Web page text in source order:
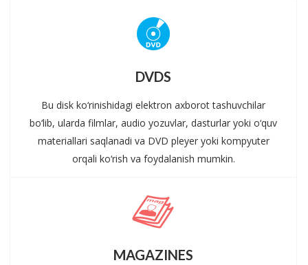
DVDS
Bu disk ko‘rinishidagi elektron axborot tashuvchilar
bo‘lib, ularda filmlar, audio yozuvlar, dasturlar yoki o‘quv
materiallari saqlanadi va DVD pleyer yoki kompyuter
orqali ko‘rish va foydalanish mumkin.
MAGAZINES